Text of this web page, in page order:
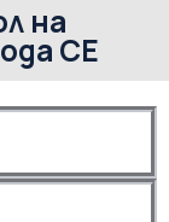
на
CE